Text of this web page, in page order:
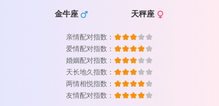
金牛座 天秤座
亲情配对指数：
爱情配对指数：
婚姻配对指数：
天长地久指数：
两情相悦指数：
友情配对指数：